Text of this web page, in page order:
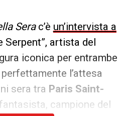
Serac’è un’intervista a
Serpent”, artista del
iconica per entrambe
l’attesa
sera tra Paris Saint-
fantasista, campione del